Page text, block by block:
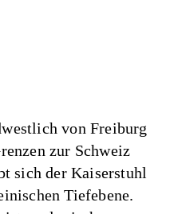
von Freiburg
zur Schweiz
sich der Kaiserstuhl
Tiefebene.